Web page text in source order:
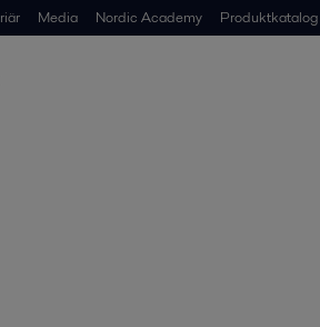
Media Nordic Academy Produktkatalog